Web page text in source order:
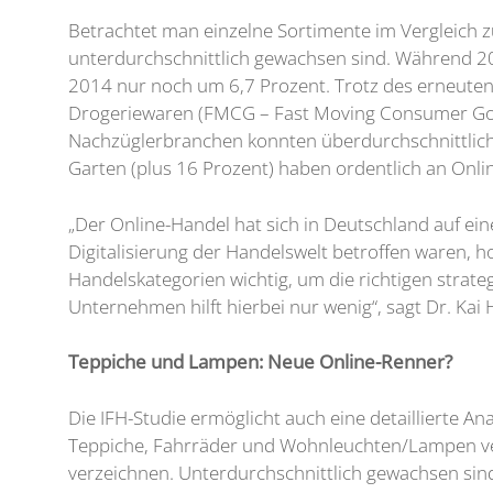
Betrachtet man einzelne Sortimente im Vergleich
unterdurchschnittlich gewachsen sind. Während
2014 nur noch um 6,7 Prozent. Trotz des
Drogeriewaren (FMCG – Fast Moving Consumer
Nachzüglerbranchen konnten
Garten (plus 16 Prozent) haben ordentlich an
„Der Online-Handel hat sich in Deutschland auf
Digitalisierung der Handelswelt betroffen waren,
Handelskategorien wichtig, um die richtigen
Unternehmen hilft hierbei nur wenig“, sagt Dr. Kai
Teppiche und Lampen: Neue Online-Renner?
Die IFH-Studie ermöglicht auch eine detaillierte
Teppiche, Fahrräder und Wohnleuchten/Lampen
verzeichnen. Unterdurchschnittlich gewachsen